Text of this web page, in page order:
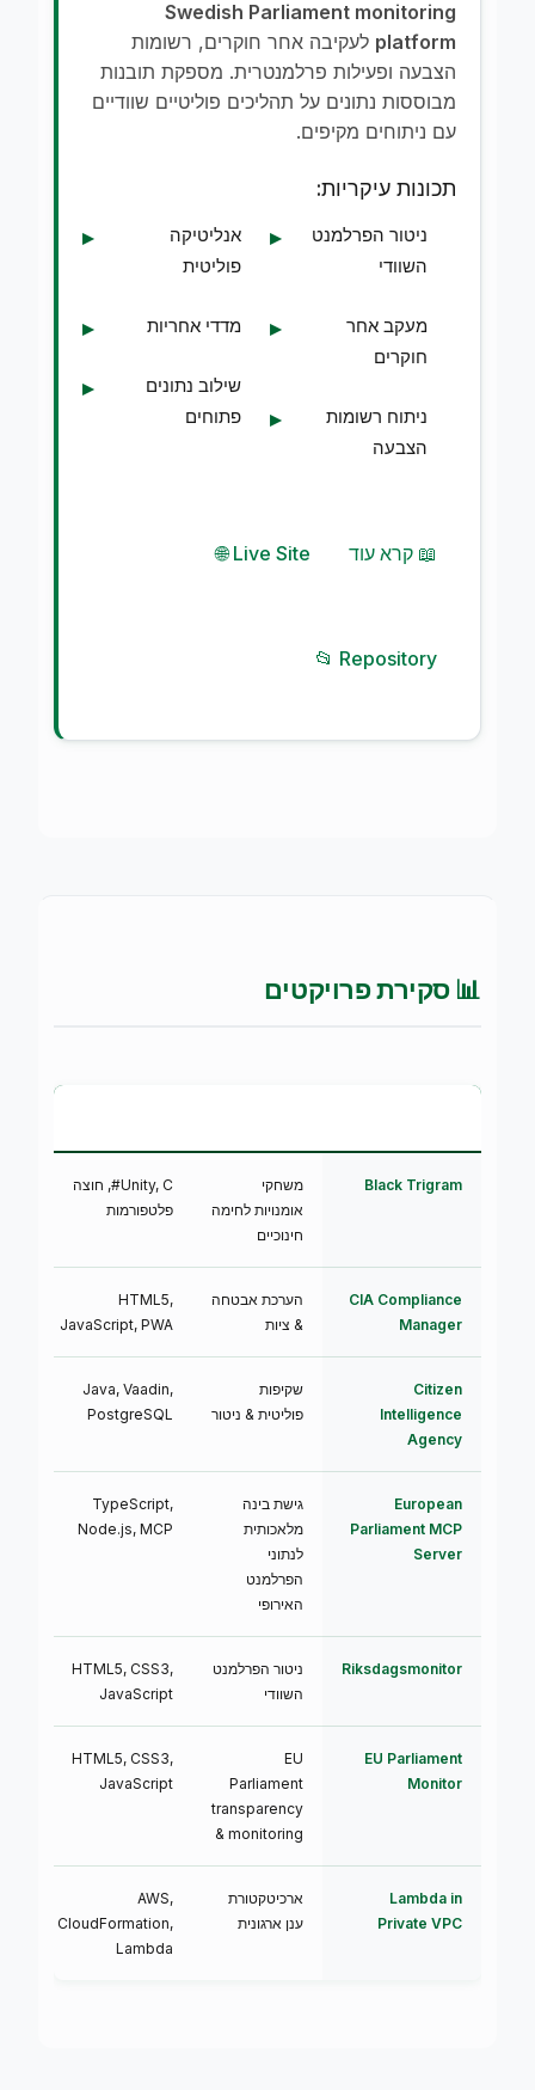
Swedish Parliament monitoring
platform לעקיבה אחר חוקרים, רשומות
הצבעה ופעילות פרלמנטרית. מספקת תובנות
מבוססות נתונים על תהליכים פוליטיים שוודיים
עם ניתוחים מקיפים.
תכונות עיקריות:
ניטור הפרלמנט
השוודי
מעקב אחר
חוקרים
ניתוח רשומות
הצבעה
אנליטיקה
פוליטית
מדדי אחריות
שילוב נתונים
פתוחים
📖 קרא עוד 🌐 Live Site
📂 Repository
📊 סקירת פרויקטים
Black Trigram
משחקי
אומנויות לחימה
חינוכיים
Unity, C#, חוצה
פלטפורמות
CIA Compliance
Manager
הערכת אבטחה
& ציות
HTML5,
JavaScript, PWA
Citizen
Intelligence
Agency
שקיפות
פוליטית & ניטור
Java, Vaadin,
PostgreSQL
European
Parliament MCP
Server
גישת בינה
מלאכותית
לנתוני
הפרלמנט
האירופי
TypeScript,
Node.js, MCP
Riksdagsmonitor
ניטור הפרלמנט
השוודי
HTML5, CSS3,
JavaScript
EU Parliament
Monitor
EU
Parliament
transparency
& monitoring
HTML5, CSS3,
JavaScript
Lambda in
Private VPC
ארכיטקטורת
ענן ארגונית
AWS,
CloudFormation,
Lambda